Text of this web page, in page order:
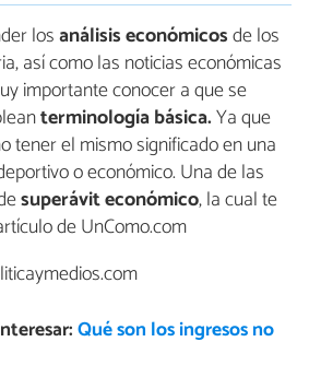
losanálisis económicosde los
así como las noticias económicas
importante conocer a que se
terminología básica.Ya que
tener el mismo significado en una
o económico. Una de las
superávit económico, la cual te
de UnComo.com
Qué son los ingresos no